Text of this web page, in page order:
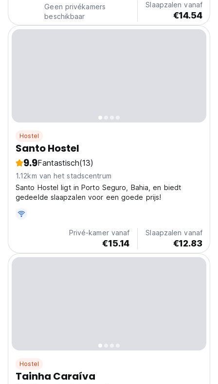
Geen privékamers
beschikbaar
Slaapzalen vanaf
€14.54
Hostel
Santo Hostel
9.9Fantastisch(13)
1.12km van het stadscentrum
Santo Hostel ligt in Porto Seguro, Bahia, en biedt
gedeelde slaapzalen voor een goede prijs!
Privé-kamer vanaf
€15.14
Slaapzalen vanaf
€12.83
Hostel
Tainha Caraíva